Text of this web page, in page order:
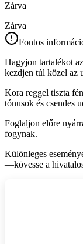
Zárva
Zárva
Fontos
Hagyjon tartalékot
kezdjen túl közel az
Kora reggel tiszta
tónusok és csendes
Foglaljon előre
fogynak.
Különleges
—kövesse a